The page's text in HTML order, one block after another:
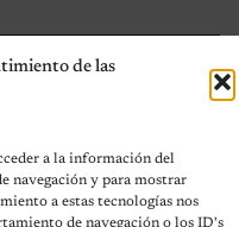
de las
a la información del
navegación y para mostrar
a estas tecnologías nos
de navegación o los ID's